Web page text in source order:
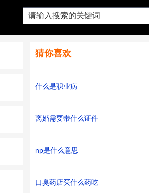
猜你喜欢
什么是职业病
离婚需要带什么证件
np是什么意思
口臭药店买什么药吃